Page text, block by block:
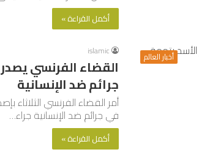
أكمل القراءة »
أخبار العالم islamic
القضاء الفرنسي
جرائم ضد الإنسانية
أمر القضاء الفرنسي الثلاثاء
في جرائم ضد الإنسانية جراء…
أكمل القراءة »